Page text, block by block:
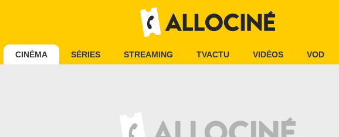
CINÉMA SÉRIES STREAMING TVACTU VIDÉOS VOD